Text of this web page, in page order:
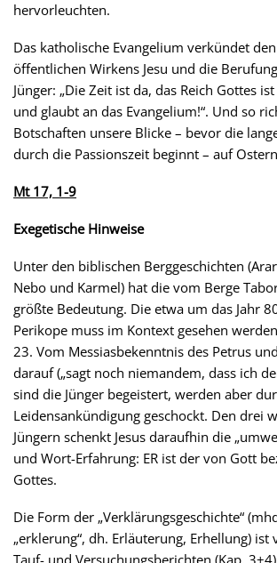
hervorleuchten.
Das katholische Evangelium verkündet
öffentlichen Wirkens Jesu und die
Jünger: „Die Zeit ist da, das Reich Gottes
und glaubt an das Evangelium!“. Und so
Botschaften unsere Blicke – bevor die
durch die Passionszeit beginnt – auf
Mt 17, 1-9
Exegetische Hinweise
Unter den biblischen Berggeschichten
Nebo und Karmel) hat die vom Berge
größte Bedeutung. Die etwa um das Jahr
Perikope muss im Kontext gesehen
23. Vom Messiasbekenntnis des Petrus
darauf („sagt noch niemandem, dass ich
sind die Jünger begeistert, werden aber
Leidensankündigung geschockt. Den drei
Jüngern schenkt Jesus daraufhin die
und Wort-Erfahrung: ER ist der von Gott
Gottes.
Die Form der „Verklärungsgeschichte“
„erklerung“, dh. Erläuterung, Erhellung)
Tauf- und Versuchungsberichten (Kap.